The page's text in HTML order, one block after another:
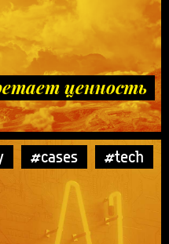
ценность
#cases #tech